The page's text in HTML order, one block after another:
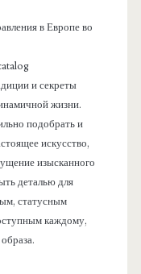
в Европе во
и секреты
жизни.
подобрать и
искусство,
изысканного
деталью для
статусным
каждому,